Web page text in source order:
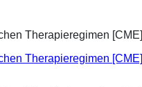
Therapieregimen [CME]